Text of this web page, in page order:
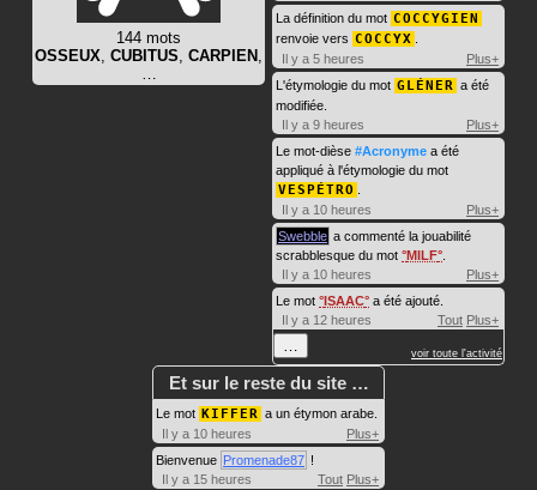
144 mots
OSSEUX CUBITUS CARPIEN
La définition du mot COCCYGIEN
renvoie vers COCCYX
Il y a 5 heures
Plus+
L'étymologie du mot GLÉNER a été
modifiée.
Il y a 9 heures
Plus+
Le mot-dièse #Acronyme a été
appliqué à l'étymologie du mot
VESPÉTRO
Il y a 10 heures
Plus+
Swebble a commenté la jouabilité
scrabblesque du mot MILF
Il y a 10 heures
Plus+
Le mot ISAAC a été ajouté.
Il y a 12 heures
Tout Plus+
voir toute l'activité
Et sur le reste du site …
Le mot KIFFER a un étymon arabe.
Il y a 10 heures
Plus+
Bienvenue Promenade87 !
Il y a 15 heures
Tout Plus+